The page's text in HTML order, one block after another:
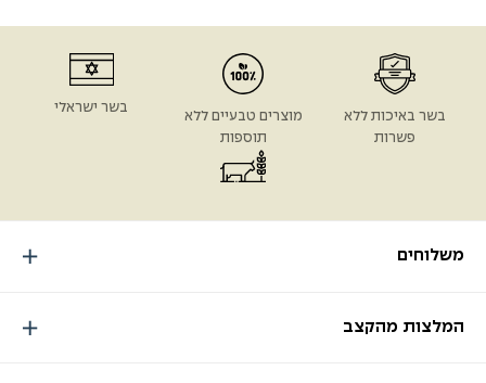
משלוחים
המלצות מהקצב
בשר באיכות ללא
פשרות
מוצרים טבעיים ללא
תוספות
בשר ישראלי